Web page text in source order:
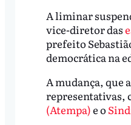
A liminar
vice-diretor das
prefeito
democrática na
A mudança, que
representativas,
(Atempa)e o